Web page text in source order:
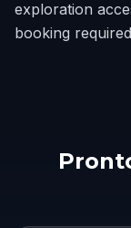
exploration
booking